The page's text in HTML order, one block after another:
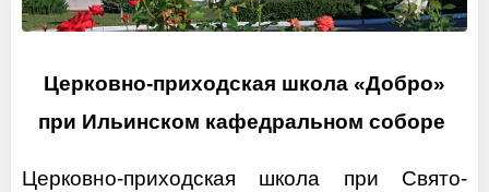
Церковно-приходская школа «Добро»
при Ильинском кафедральном соборе
Церковно-приходская школа при Свято-